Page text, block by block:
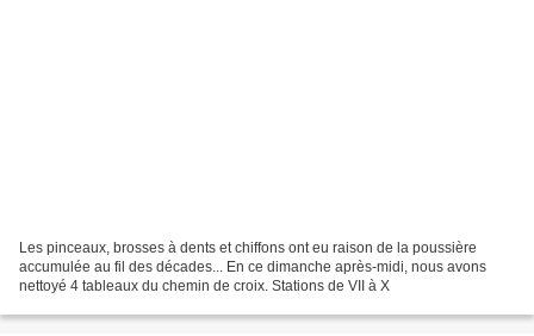
Les pinceaux, brosses à dents et chiffons ont eu raison de la poussière
accumulée au fil des décades... En ce dimanche après-midi, nous avons
nettoyé 4 tableaux du chemin de croix. Stations de VII à X